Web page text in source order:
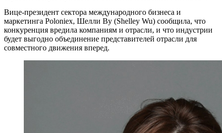
Вице-президент сектора международного бизнеса и
маркетинга Poloniex, Шелли Ву (Shelley Wu) сообщила, что
конкуренция вредила компаниям и отрасли, и что индустрии
будет выгодно объединение представителей отрасли для
совместного движения вперед.